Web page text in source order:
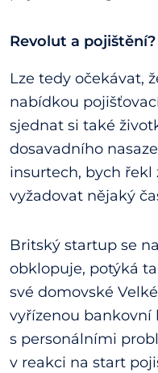
Revolut a pojištění?
Lze tedy očekávat,
nabídkou
sjednat si také
dosavadního
insurtech, bych řekl
vyžadovat nějaký
Britský startup se
obklopuje, potýká
své domovské
vyřízenou bankovní
s personálními
v reakci na start